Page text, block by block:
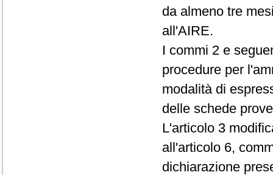
da almeno tre
all'AIRE.
I commi 2 e
procedure per
modalità di
delle schede
L'articolo 3
all'articolo 6,
dichiarazione